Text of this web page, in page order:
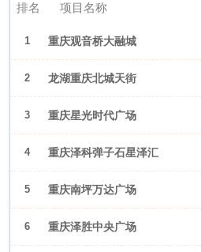
排名 项目名称
1 重庆观音桥大融城
2 龙湖重庆北城天街
3 重庆星光时代广场
4 重庆泽科弹子石星泽汇
5 重庆南坪万达广场
6 重庆泽胜中央广场